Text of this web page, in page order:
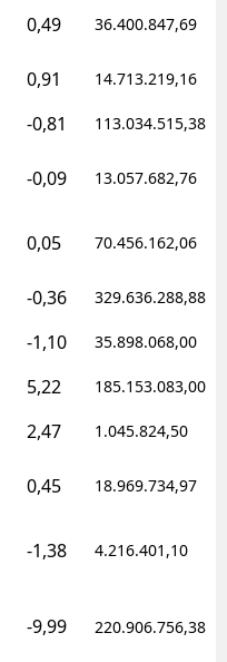
0,49 36.400.847,69
0,91 14.713.219,16
-0,81 113.034.515,38
-0,09 13.057.682,76
0,05 70.456.162,06
-0,36 329.636.288,88
-1,10 35.898.068,00
5,22 185.153.083,00
2,47 1.045.824,50
0,45 18.969.734,97
-1,38 4.216.401,10
-9,99 220.906.756,38